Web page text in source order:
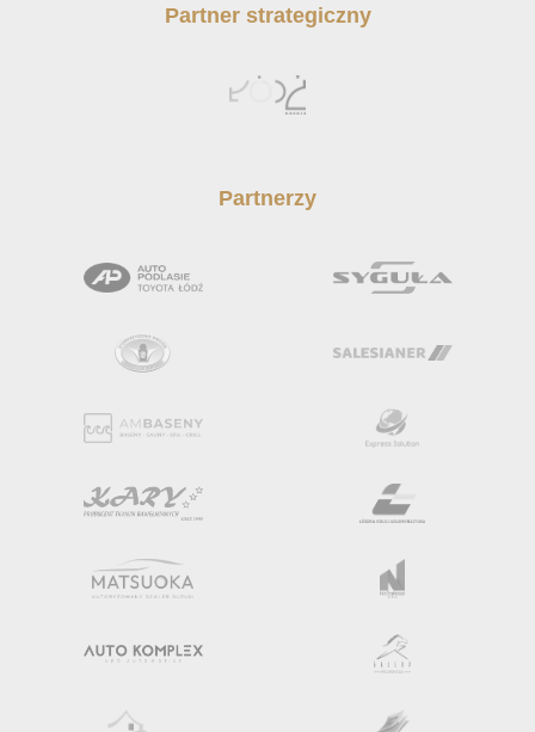
Partner strategiczny
Partnerzy